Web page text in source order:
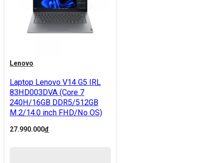
Lenovo
Laptop Lenovo V14 G5 IRL
83HD003DVA (Core 7
240H/16GB DDR5/512GB
M.2/14.0 inch FHD/No OS)
27.990.000đ